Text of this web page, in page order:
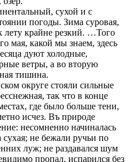
сухой и с
погоды. Зима суровая,
лету крайне резкий. …Того
мая, какой мы знаем, здесь
дуют холодные,
ветры, а во вторую
тишина.
округе стояли сильные
так что в конце
где было больше тени,
исчез. Въ природе
несомненно начиналась
сухая; не бежали ручьи по
луж; не раздавался шум
пропал, испарился без